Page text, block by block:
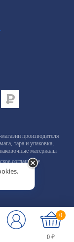
0 ₽
0
производителя
тара и упаковка,
материалы
соглашение